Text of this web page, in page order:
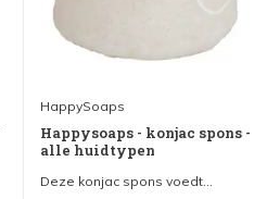
HappySoaps
Happysoaps - konjac spons -
alle huidtypen
Deze konjac spons voedt...